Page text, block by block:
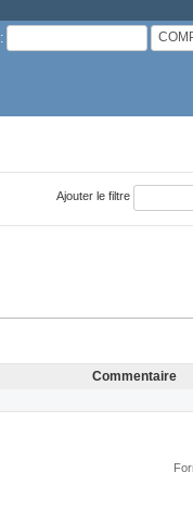
:
Ajouter le filtre
Commentaire